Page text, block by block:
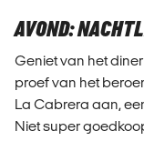
AVOND:
Geniet van het
proef van het
La Cabrera aan,
Niet super